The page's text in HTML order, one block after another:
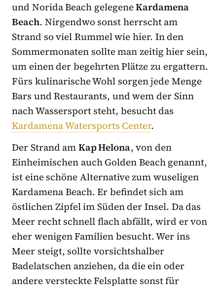
und Norida Beach gelegeneKardamena
Beach. Nirgendwo sonst herrscht am
Strand so viel Rummel wie hier. In den
Sommermonaten sollte man zeitig hier sein,
um einen der begehrten Plätze zu ergattern.
Fürs kulinarische Wohl sorgen jede Menge
Bars und Restaurants, und wem der Sinn
nach Wassersport steht, besucht das
Kardamena Watersports Center.
Der Strand amKap Helona, von den
Einheimischen auch Golden Beach genannt,
ist eine schöne Alternative zum wuseligen
Kardamena Beach. Er befindet sich am
östlichen Zipfel im Süden der Insel. Da das
Meer recht schnell flach abfällt, wird er von
eher wenigen Familien besucht. Wer ins
Meer steigt, sollte vorsichtshalber
Badelatschen anziehen, da die ein oder
andere versteckte Felsplatte sonst für